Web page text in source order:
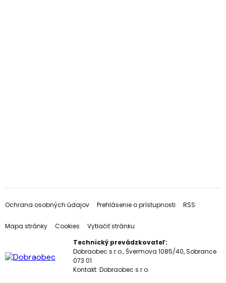
Ochrana osobných údajov Prehlásenie o prístupnosti RSS
Mapa stránky Cookies
Vytlačiť stránku
Technický prevádzkovateľ:
Dobraobec s.r.o., Švermova 1085/40, Sobrance
073 01
Kontakt: Dobraobec s.r.o.